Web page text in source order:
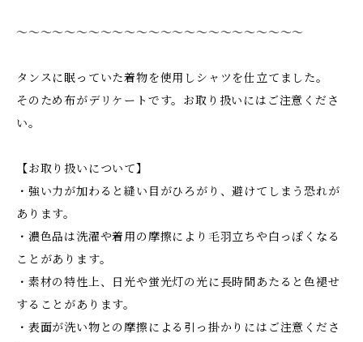
〜〜〜〜〜〜〜〜〜〜〜〜〜〜〜〜〜〜〜〜〜〜〜〜
タンスに眠っていた着物を使用しシャツを仕立てました。
そのため布がデリケートです。お取り扱いにはご注意くださ
い。
【お取り扱いについて】
・強い力が加わると縫い目がひろがり、避けてしまう恐れが
あります。
・濃色品は洗濯や着用の摩擦により毛羽立ちや白っぽくなる
ことがあります。
・素材の特性上、日光や蛍光灯の光に長時間あたると色褪せ
することがあります。
・表面が洗い物との摩擦による引っ掛かりにはご注意くださ